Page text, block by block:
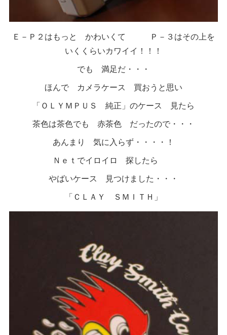
Ｅ－Ｐ２はもっと かわいくて Ｐ－３はその上を
いくくらいカワイイ！！！
でも 満足だ・・・
ほんで カメラケース 買おうと思い
「ＯＬＹＭＰＵＳ 純正」のケース 見たら
茶色は茶色でも 赤茶色 だったので・・・
あんまり 気に入らず・・・・！
Ｎｅｔでイロイロ 探したら
やばいケース 見つけました・・・
「ＣＬＡＹ ＳＭＩＴＨ」